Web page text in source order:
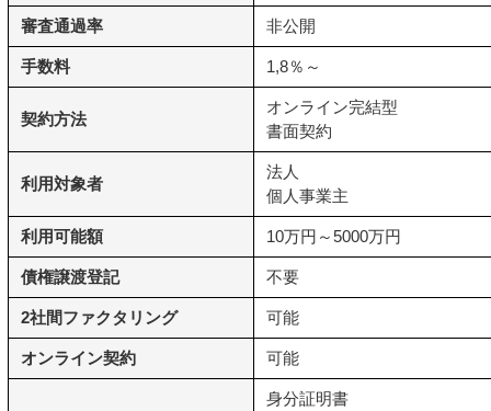
審査通過率 非公開
手数料 1,8％～
契約方法
オンライン完結型
書面契約
利用対象者
法人
個人事業主
利用可能額 10万円～5000万円
債権譲渡登記 不要
2社間ファクタリング 可能
オンライン契約 可能
身分証明書